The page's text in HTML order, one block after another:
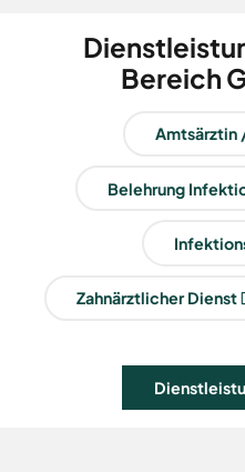
Bereich
Amtsärztin
Belehrung
Zahnärztlicher Dienst
Verkehrsgesellschaft
Bramsche
Georgsmarienhütte
Melle
Ostercappeln